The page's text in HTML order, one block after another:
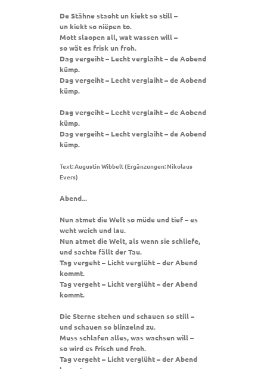
De Stähne staoht un kiekt so still –
un kiekt so niëpen to.
Mott slaopen all, wat wassen will –
so wät es frisk un froh.
Dag vergeiht – Lecht verglaiht – de Aobend
kümp.
Dag vergeiht – Lecht verglaiht – de Aobend
kümp.
Dag vergeiht – Lecht verglaiht – de Aobend
kümp.
Dag vergeiht – Lecht verglaiht – de Aobend
kümp.
Text: Augustin Wibbelt (Ergänzungen: Nikolaus
Evers)
Abend...
Nun atmet die Welt so müde und tief – es
weht weich und lau.
Nun atmet die Welt, als wenn sie schliefe,
und sachte fällt der Tau.
Tag vergeht – Licht verglüht – der Abend
kommt.
Tag vergeht – Licht verglüht – der Abend
kommt.
Die Sterne stehen und schauen so still –
und schauen so blinzelnd zu.
Muss schlafen alles, was wachsen will –
so wird es frisch und froh.
Tag vergeht – Licht verglüht – der Abend